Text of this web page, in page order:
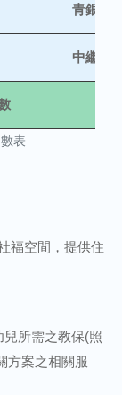
青銀換
中繼住
表
福空間，提供住
所需之教保(照
方案之相關服